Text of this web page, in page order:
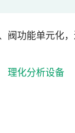
阀功能单元化
理化分析设备